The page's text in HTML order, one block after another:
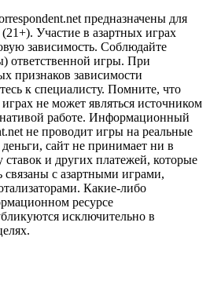
предназначены для
Участие в азартных играх
зависимость. Соблюдайте
ответственной игры. При
признаков зависимости
к специалисту. Помните, что
не может являться источником
работе. Информационный
не проводит игры на реальные
сайт не принимает ни в
ставок и других платежей, которые
связаны с азартными играми,
Какие-либо
ресурсе
исключительно в